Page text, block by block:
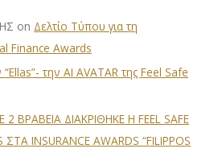
on Δελτίο Τύπου για τη
Finance Awards
την AI AVATAR της Feel Safe
2 ΒΡΑΒΕΙΑ ΔΙΑΚΡΙΘΗΚΕ Η FEEL SAFE
ΣΤΑ INSURANCE AWARDS “FILIPPOS